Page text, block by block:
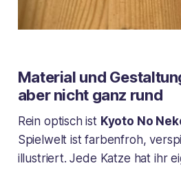
Material und
aber nicht ganz rund
Rein optisch ist Kyoto No
Spielwelt ist farbenfroh,
illustriert. Jede Katze hat ihr